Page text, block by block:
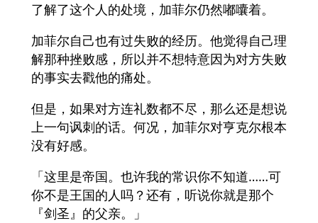
了解了这个人的处境，加菲尔仍然嘟囔着。
加菲尔自己也有过失败的经历。他觉得自己理
解那种挫败感，所以并不想特意因为对方失败
的事实去戳他的痛处。
但是，如果对方连礼数都不尽，那么还是想说
上一句讽刺的话。何况，加菲尔对亨克尔根本
没有好感。
「这里是帝国。也许我的常识你不知道……可
你不是王国的人吗？还有，听说你就是那个
『剑圣』的父亲。」